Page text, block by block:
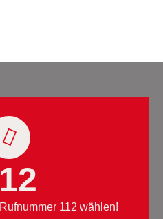
112 wählen!